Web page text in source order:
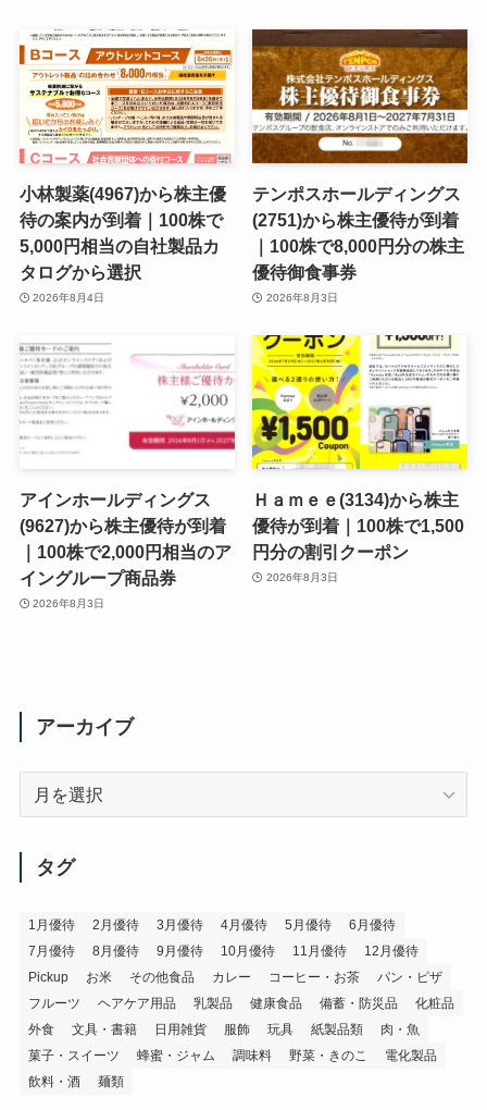
小林製薬(4967)から株主優
待の案内が到着｜100株で
5,000円相当の自社製品カ
タログから選択
2026年8月4日
テンポスホールディングス
(2751)から株主優待が到着
｜100株で8,000円分の株主
優待御食事券
2026年8月3日
アインホールディングス
(9627)から株主優待が到着
｜100株で2,000円相当のア
イングループ商品券
2026年8月3日
Ｈａｍｅｅ(3134)から株主
優待が到着｜100株で1,500
円分の割引クーポン
2026年8月3日
アーカイブ
タグ
1月優待 2月優待 3月優待 4月優待 5月優待
6月優待
7月優待
8月優待 9月優待 10月優待 11月優待
12月優待
Pickup
お米 その他食品 カレー コーヒー・お茶
パン・ピザ
フルーツ
ヘアケア用品 乳製品 健康食品 備蓄・防災品
化粧品
外食
文具・書籍 日用雑貨 服飾 玩具 紙製品類
肉・魚
菓子・スイーツ
蜂蜜・ジャム 調味料 野菜・きのこ
電化製品
飲料・酒
麺類